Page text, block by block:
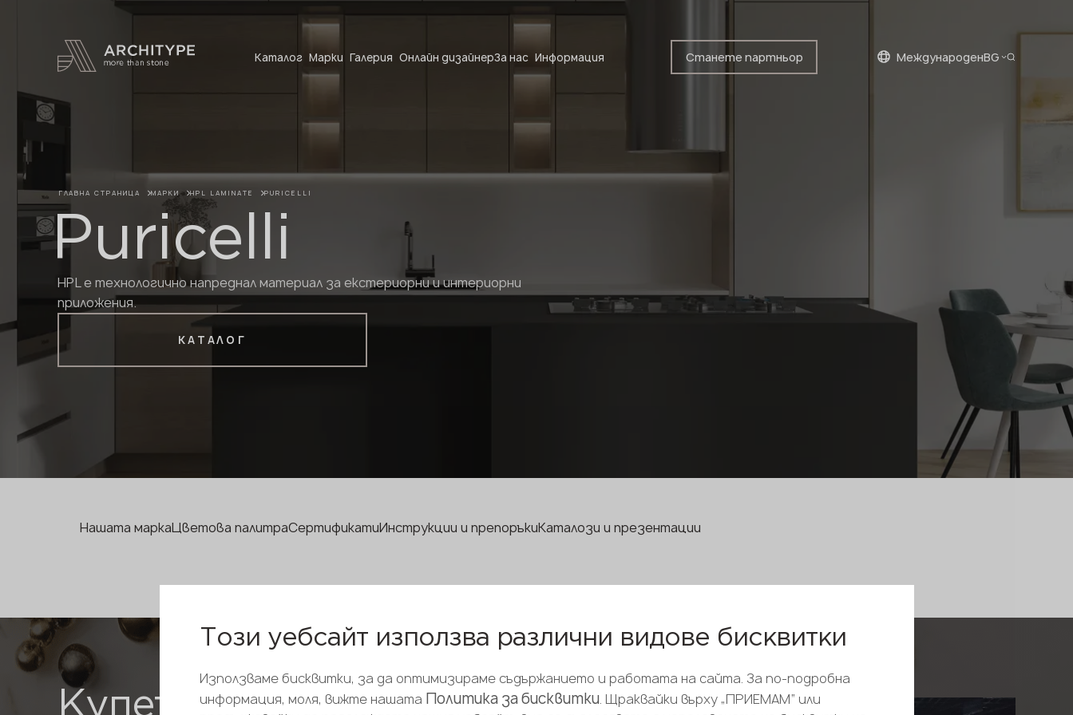
Каталог Марки Галерия Онлайн дизайнерЗа нас Информация Станете партньор международенBG
+359 89 208 92 68
ГЛАВНА СТРАНИЦА МАРКИ HPL LAMINATE PURICELLI
Puricelli
HPL е технологично напреднал материал за екстериорни и интериорни
приложения.
КАТАЛОГ
Нашата маркаЦветова палитраСертификатиИнструкции и препоръкиКаталози и презентации
Купете
Станете партньор
Изпратете вашите данни или ни се обадете
Производител
Този уебсайт използва различни видове бисквитки
Използваме бисквитки, за да оптимизираме съдържанието и работата на сайта. За по-подробна
информация, моля, вижте нашата Политика за бисквитки. Щраквайки върху „ПРИЕМАМ“ или